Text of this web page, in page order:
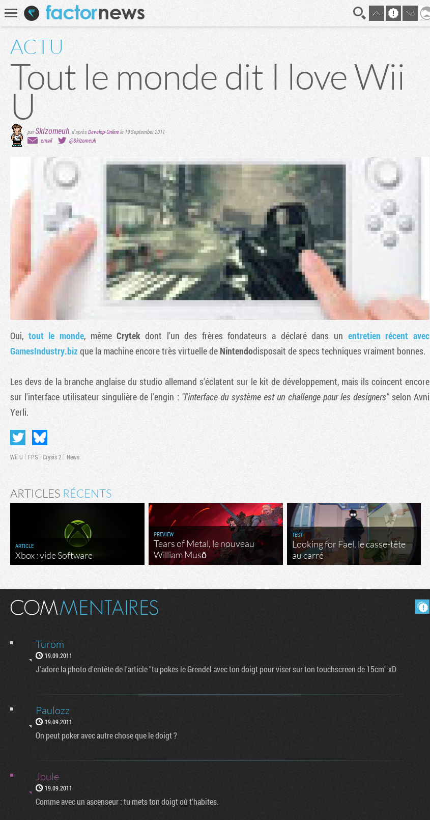
Recherche
ACTU
Tout le monde dit I love Wii
U
parSkizomeuh , d'aprèsDevelop-Onlinele 19 September 2011
email
@Skizomeuh
Oui, tout le monde, mêmeCrytekdont l'un des frères fondateurs a déclaré dans un entretien récent avec
GamesIndustry.bizque la machine encore très virtuelle de Nintendodisposait de specs techniques vraiment bonnes.
Les devs de la branche anglaise du studio allemand s'éclatent sur le kit de développement, mais ils coincent encore
sur l'interface utilisateur singulière de l'engin : "l'interface du système est un challenge pour les designers"selon Avni
Yerli.
Wii U FPS Crysis 2 News
ARTICLES RÉCENTS
ARTICLE
Xbox : vide Software
PREVIEW
Tears of Metal, le nouveau
William Musō
TEST
Looking for Fael, le casse-tête
au carré
Turom
19.09.2011
J'adore la photo d'entête de l'article "tu pokes le Grendel avec ton doigt pour viser sur ton touchscreen de 15cm" xD
Paulozz
19.09.2011
On peut poker avec autre chose que le doigt ?
Joule
19.09.2011
Comme avec un ascenseur : tu mets ton doigt où t'habites.
En direct